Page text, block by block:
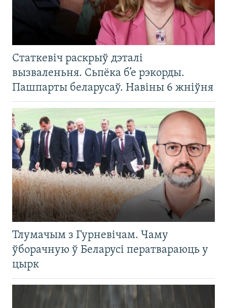
Статкевіч раскрыў дэталі
вызваленьня. Сьпёка б’е рэкорды.
Пашпарты беларусаў. Навіны 6 жніўня
Тлумачым з Гурневічам. Чаму
ўборачную ў Беларусі ператвараюць у
цырк